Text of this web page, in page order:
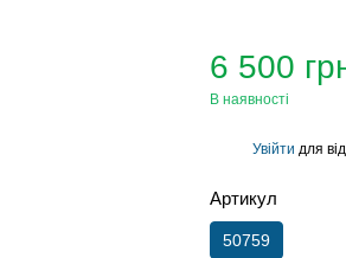
6 500
В наявності
Увійти для
Артикул
50759